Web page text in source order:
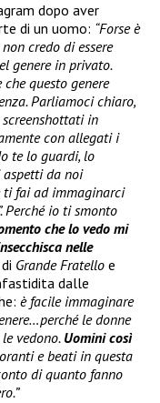
dopo aver
di un uomo: “Forse è
credo di essere
genere in privato.
che questo genere
Parliamoci chiaro,
in
con allegati i
te lo guardi, lo
aspetti da noi
ti fai ad immaginarci
Perché io ti smonto
che lo vedo mi
nelle
Grande Fratello e
dalle
è facile immaginare
le donne
vedono. Uomini così
e beati in questa
di quanto fanno